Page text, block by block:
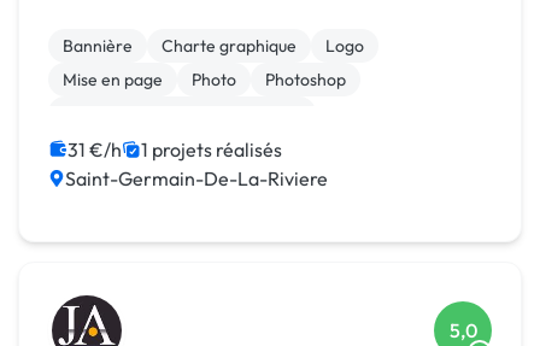
formée en tant que designer graphique à l'École ...
Bannière Charte graphique
Logo
Mise en page
Photo
Photoshop
31 €/h
1 projets réalisés
Saint-Germain-De-La-Riviere
5,0